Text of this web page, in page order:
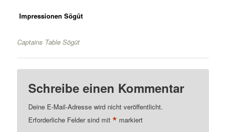
Impressionen Sögüt
Captains Table Sögüt
Schreibe einen Kommentar
Deine E-Mail-Adresse wird nicht veröffentlicht.
Erforderliche Felder sind mit* markiert